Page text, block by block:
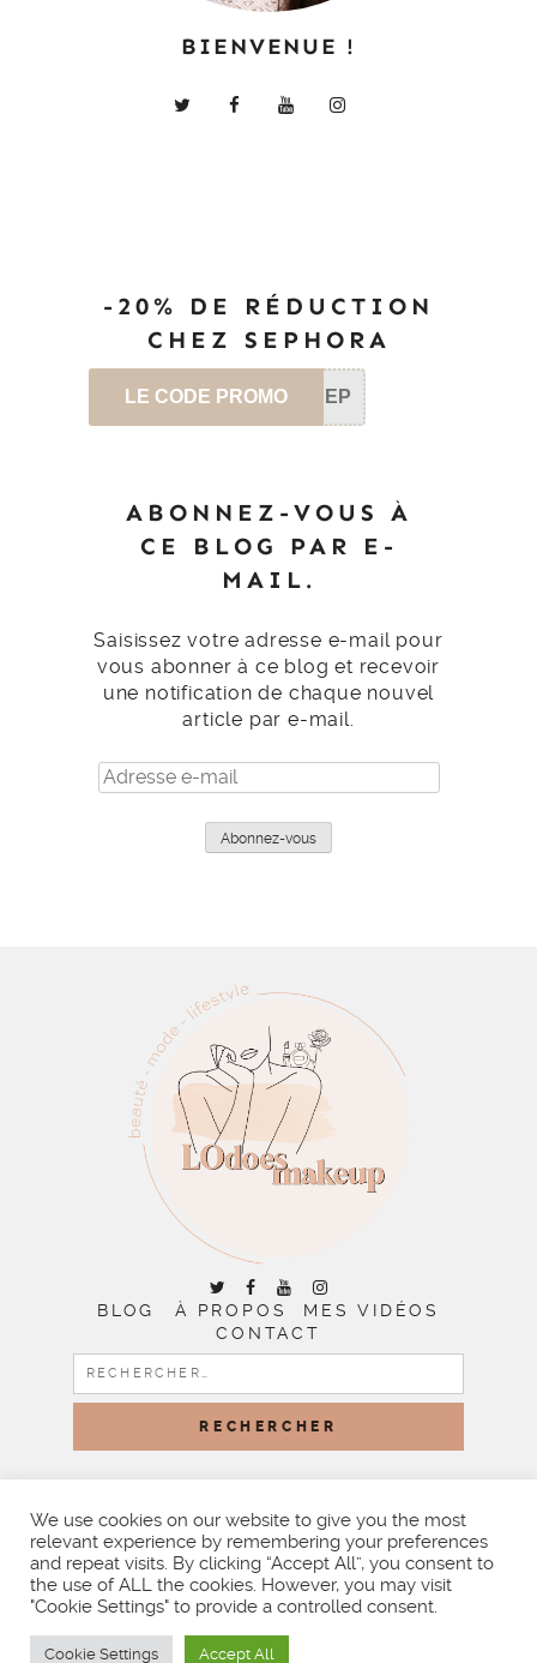
BIENVENUE !
-20% DE RÉDUCTION
CHEZ SEPHORA
LE CODE PROMO SEP
ABONNEZ-VOUS À
CE BLOG PAR E-
MAIL.
Saisissez votre adresse e-mail pour
vous abonner à ce blog et recevoir
une notification de chaque nouvel
article par e-mail.
Adresse
e-
Abonnez-vous
BLOG À PROPOS
MES VIDÉOS
CONTACT
RECHERCHER :
BY LITTLE THEME SHOP
We use cookies on our website to give you the most
relevant experience by remembering your preferences
and repeat visits. By clicking “Accept All”, you consent to
the use of ALL the cookies. However, you may visit
"Cookie Settings" to provide a controlled consent.
Cookie Settings Accept All